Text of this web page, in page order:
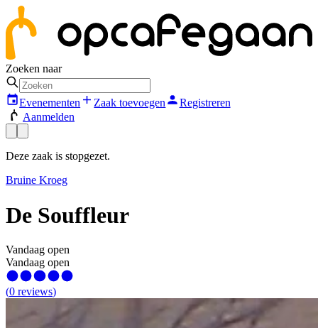
Zoeken naar
Evenementen Zaak toevoegen
Registreren
Aanmelden
Deze zaak is stopgezet.
Bruine Kroeg
De Souffleur
Vandaag open
Vandaag open
(0 reviews)